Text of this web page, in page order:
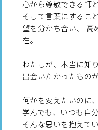
心から尊敬できる師
そして言葉にするこ
望を分かち合い、 高
在。
わたしが、本当に知
出会いたかったもの
何かを変えたいのに
学んでも、いつも自
そんな思いを抱えて